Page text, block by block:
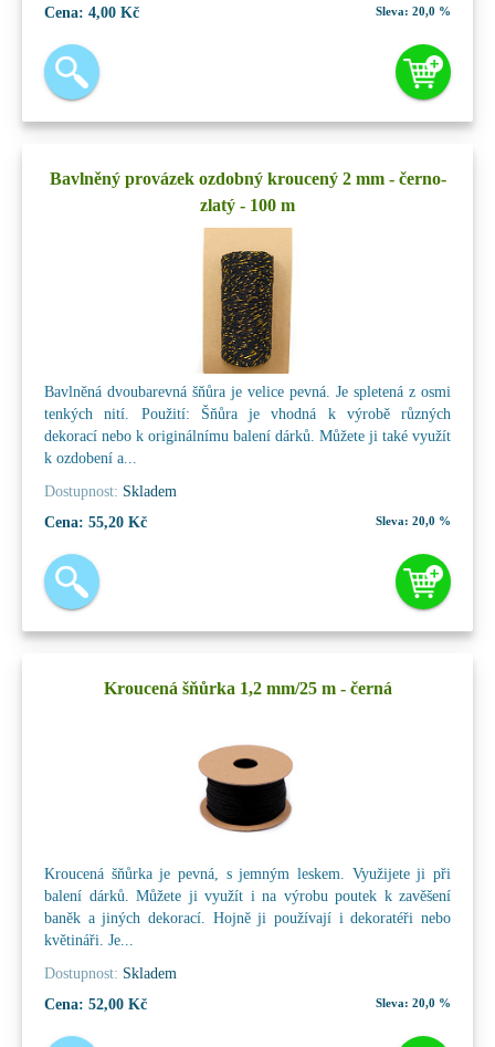
Cena: 4,00 Kč Sleva: 20,0 %
Bavlněný provázek ozdobný kroucený 2 mm - černo-
zlatý - 100 m
Bavlněná dvoubarevná šňůra je velice pevná. Je spletená z osmi
tenkých nití. Použití: Šňůra je vhodná k výrobě různých
dekorací nebo k originálnímu balení dárků. Můžete ji také využít
k ozdobení a...
Dostupnost: Skladem
Cena: 55,20 Kč Sleva: 20,0 %
Kroucená šňůrka 1,2 mm/25 m - černá
Kroucená šňůrka je pevná, s jemným leskem. Využijete ji při
balení dárků. Můžete ji využít i na výrobu poutek k zavěšení
baněk a jiných dekorací. Hojně ji používají i dekoratéři nebo
květináři. Je...
Dostupnost: Skladem
Cena: 52,00 Kč Sleva: 20,0 %